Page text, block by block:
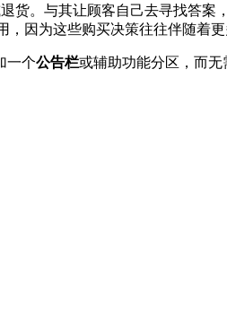
。与其让顾客自己去寻找答案
因为这些购买决策往往伴随着更
一个公告栏或辅助功能分区，而无